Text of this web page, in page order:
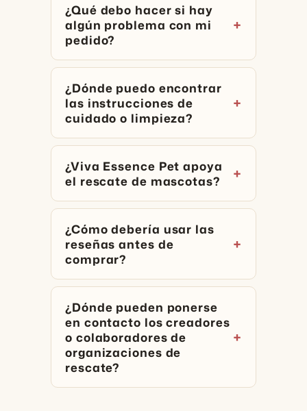
¿Qué debo hacer si hay
algún problema con mi
pedido?
¿Dónde puedo encontrar
las instrucciones de
cuidado o limpieza?
¿Viva Essence Pet apoya
el rescate de mascotas?
¿Cómo debería usar las
reseñas antes de
comprar?
¿Dónde pueden ponerse
en contacto los creadores
o colaboradores de
organizaciones de
rescate?